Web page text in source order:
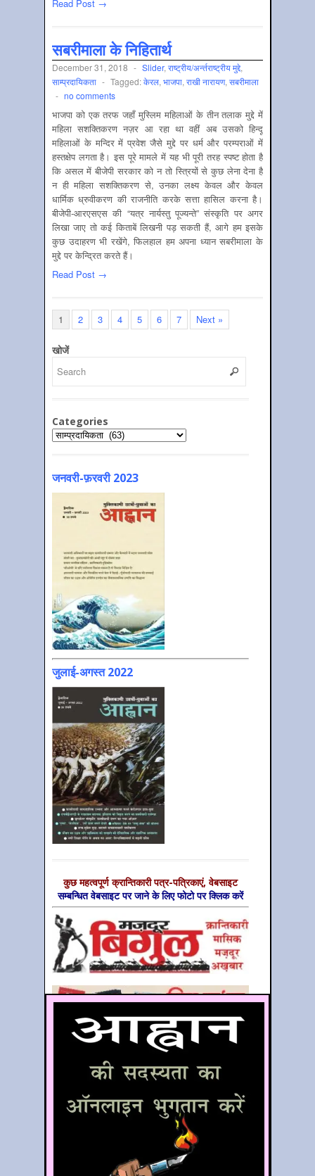
Read Post →
सबरीमाला के निहितार्थ
December 31, 2018 - Slider, राष्‍ट्रीय/अर्न्‍तराष्‍ट्रीय मुद्दे,
साम्‍प्रदायिकता - Tagged:केरल, भाजपा, राखी नारायण, सबरीमाला
- no comments
भाजपा को एक तरफ जहाँ मुस्लिम महिलाओं के तीन तलाक मुद्दे में
महिला सशक्तिकरण नज़र आ रहा था वहीं अब उसको हिन्दू
महिलाओं के मन्दिर में प्रवेश जैसे मुद्दे पर धर्म और परम्पराओं में
हस्तक्षेप लगता है। इस पूरे मामले में यह भी पूरी तरह स्पष्ट होता है
कि असल में बीजेपी सरकार को न तो स्त्रियों से कुछ लेना देना है
न ही महिला सशक्तिकरण से, उनका लक्ष्य केवल और केवल
धार्मिक ध्रुवीकरण की राजनीति करके सत्ता हासिल करना है।
बीजेपी-आरएसएस की “यत्र नार्यस्तु पूज्यन्ते” संस्कृति पर अगर
लिखा जाए तो कई किताबें लिखनी पड़ सकती हैं, आगे हम इसके
कुछ उदाहरण भी रखेंगे, फिलहाल हम अपना ध्यान सबरीमाला के
मुद्दे पर केन्द्रित करते हैं।
Read Post →
1 2 3 4 5 6 7 Next »
खोजें
Categories
Categories
जनवरी-फ़रवरी 2023
जुलाई-अगस्त 2022
कुछ महत्‍वपूर्ण क्रान्तिकारी पत्र-पत्रिकाएं, वेबसाइट
सम्‍बन्धित वेबसाइट पर जाने के लिए फोटो पर क्लिक करें